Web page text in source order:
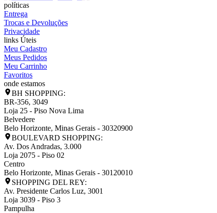
políticas
Entrega
Trocas e Devoluções
Privacidade
links Úteis
Meu Cadastro
Meus Pedidos
Meu Carrinho
Favoritos
onde estamos
BH SHOPPING:
BR-356, 3049
Loja 25 - Piso Nova Lima
Belvedere
Belo Horizonte, Minas Gerais - 30320900
BOULEVARD SHOPPING:
Av. Dos Andradas, 3.000
Loja 2075 - Piso 02
Centro
Belo Horizonte, Minas Gerais - 30120010
SHOPPING DEL REY:
Av. Presidente Carlos Luz, 3001
Loja 3039 - Piso 3
Pampulha